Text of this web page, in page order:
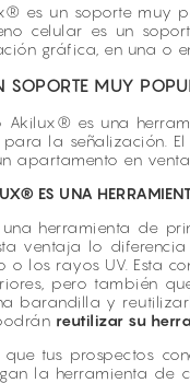
es un soporte muy
celular es un
gráfica, en una o
MUY
Akilux® es una
la señalización.
apartamento en
ES UNA
herramienta de
ventaja lo
o los rayos UV. Esta
pero también
barandilla y
reutilizar su
que tus prospectos
la herramienta de